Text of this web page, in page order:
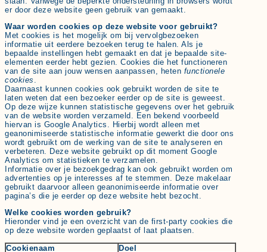
er door deze website geen gebruik van gemaakt.
Waar worden cookies op deze website voor gebruikt?
Met cookies is het mogelijk om bij vervolgbezoeken
informatie uit eerdere bezoeken terug te halen. Als je
bepaalde instellingen hebt gemaakt en dat je bepaalde site-
elementen eerder hebt gezien. Cookies die het functioneren
van de site aan jouw wensen aanpassen, heten functionele
cookies .
Daarnaast kunnen cookies ook gebruikt worden de site te
laten weten dat een bezoeker eerder op de site is geweest.
Op deze wijze kunnen statistische gegevens over het gebruik
van de website worden verzameld. Een bekend voorbeeld
hiervan is Google Analytics. Hierbij wordt alleen met
geanonimiseerde statistische informatie gewerkt die door ons
wordt gebruikt om de werking van de site te analyseren en
verbeteren. Deze website gebruikt op dit moment Google
Analytics om statistieken te verzamelen.
Informatie over je bezoekgedrag kan ook gebruikt worden om
advertenties op je interesses af te stemmen. Deze makelaar
gebruikt daarvoor alleen geanonimiseerde informatie over
pagina’s die je eerder op deze website hebt bezocht.
Welke cookies worden gebruik?
Hieronder vind je een overzicht van de first-party cookies die
op deze website worden geplaatst of laat plaatsen.
Cookienaam
Doel